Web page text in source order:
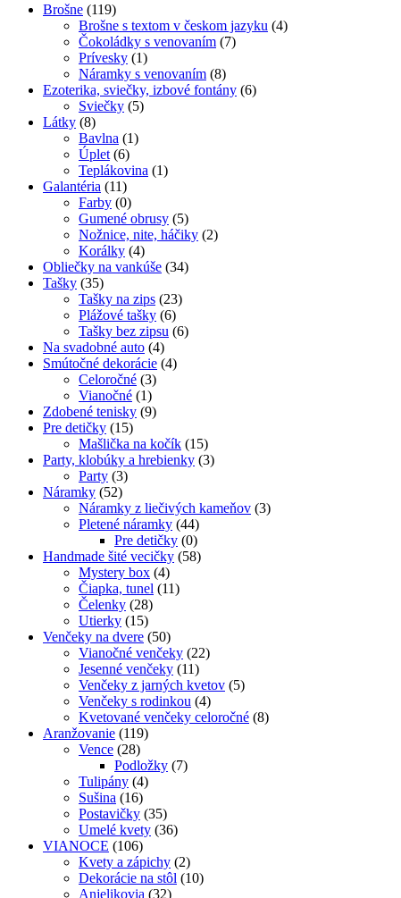
Brošne (119)
Brošne s textom v českom jazyku (4)
Čokoládky s venovaním (7)
Prívesky (1)
Náramky s venovaním (8)
Ezoterika, sviečky, izbové fontány (6)
Sviečky (5)
Látky (8)
Bavlna (1)
Úplet (6)
Teplákovina (1)
Galantéria (11)
Farby (0)
Gumené obrusy (5)
Nožnice, nite, háčiky (2)
Korálky (4)
Obliečky na vankúše (34)
Tašky (35)
Tašky na zips (23)
Plážové tašky (6)
Tašky bez zipsu (6)
Na svadobné auto (4)
Smútočné dekorácie (4)
Celoročné (3)
Vianočné (1)
Zdobené tenisky (9)
Pre detičky (15)
Mašlička na kočík (15)
Party, klobúky a hrebienky (3)
Party (3)
Náramky (52)
Náramky z liečivých kameňov (3)
Pletené náramky (44)
Pre detičky (0)
Handmade šité vecičky (58)
Mystery box (4)
Čiapka, tunel (11)
Čelenky (28)
Utierky (15)
Venčeky na dvere (50)
Vianočné venčeky (22)
Jesenné venčeky (11)
Venčeky z jarných kvetov (5)
Venčeky s rodinkou (4)
Kvetované venčeky celoročné (8)
Aranžovanie (119)
Vence (28)
Podložky (7)
Tulipány (4)
Sušina (16)
Postavičky (35)
Umelé kvety (36)
VIANOCE (106)
Kvety a zápichy (2)
Dekorácie na stôl (10)
Anjelikovia (32)